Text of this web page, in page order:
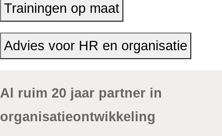
Trainingen op maat
Advies voor HR en organisatie
Al ruim 20 jaar partner in
organisatieontwikkeling